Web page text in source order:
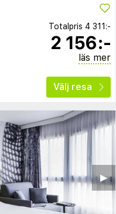
Totalpris 4 311:-
2 156:-
läs mer
Välj resa
▶︎